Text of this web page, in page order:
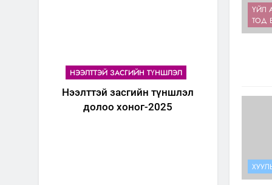
НЭЭЛТТЭЙ ЗАСГИЙН ТҮНШЛЭЛ
Нээлттэй засгийн түншлэл
долоо хоног-2025
ҮЙЛ
ТОД